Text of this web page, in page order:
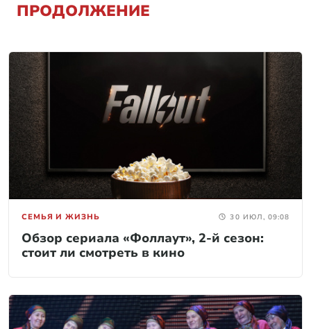
ПРОДОЛЖЕНИЕ
СЕМЬЯ И ЖИЗНЬ 30 ИЮЛ, 09:08
Обзор сериала «Фоллаут», 2-й сезон:
стоит ли смотреть в кино